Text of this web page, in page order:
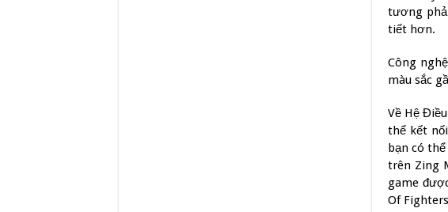
tương
tiết hơn.
Công
màu sắc
Về Hệ
thể kết
bạn có
trên Zing
game
Of